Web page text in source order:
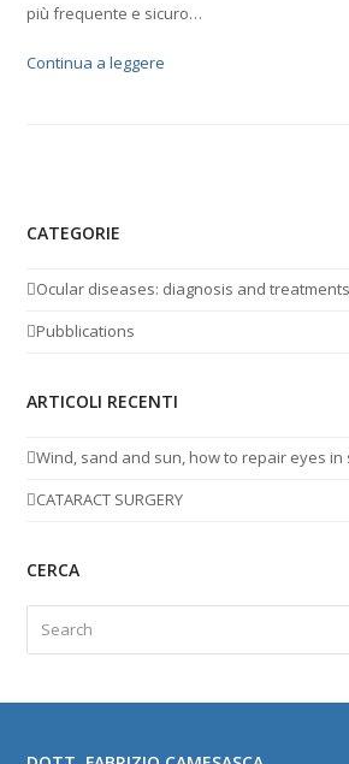
più frequente e sicuro…
Continua a leggere
CATEGORIE
Ocular diseases: diagnosis and treatments
Pubblications
ARTICOLI RECENTI
Wind, sand and sun, how to repair eyes in
CATARACT SURGERY
CERCA